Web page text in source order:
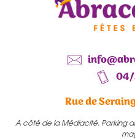
04/
Rue de
A côté de la Médiacité. Parking